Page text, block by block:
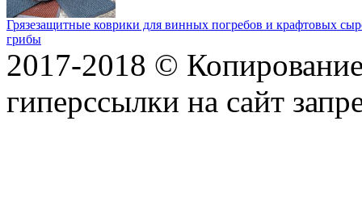
Грязезащитные коврики для винных погребов и крафтовых
грибы
2017-2018 ©
гиперссылки на сайт